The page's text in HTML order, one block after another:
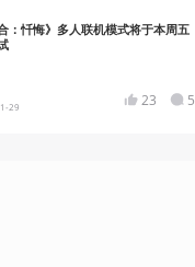
：忏悔》多人联机模式将于本周五
29 23 5